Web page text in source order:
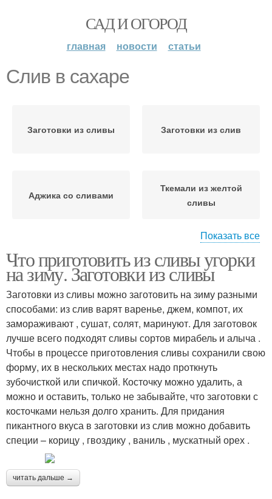
САД И ОГОРОД
главная новости статьи
Слив в сахаре
Заготовки из сливы Заготовки из слив
Аджика со сливами
Ткемали из желтой
сливы
Сливы на зиму
сливы
Блюда с желтыми
сливами
Желтые сливы
Сливы в духовке Соус из слив
Соусы из сливы
Показать все
Что приготовить из сливы угорки
на зиму. Заготовки из сливы
Заготовки из сливы можно заготовить на зиму разными
способами: из слив варят варенье, джем, компот, их
замораживают , сушат, солят, маринуют. Для заготовок
лучше всего подходят сливы сортов мирабель и алыча .
Чтобы в процессе приготовления сливы сохранили свою
форму, их в нескольких местах надо проткнуть
зубочисткой или спичкой. Косточку можно удалить, а
можно и оставить, только не забывайте, что заготовки с
косточками нельзя долго хранить. Для придания
пикантного вкуса в заготовки из слив можно добавить
специи – корицу , гвоздику , ваниль , мускатный орех .
читать дальше →